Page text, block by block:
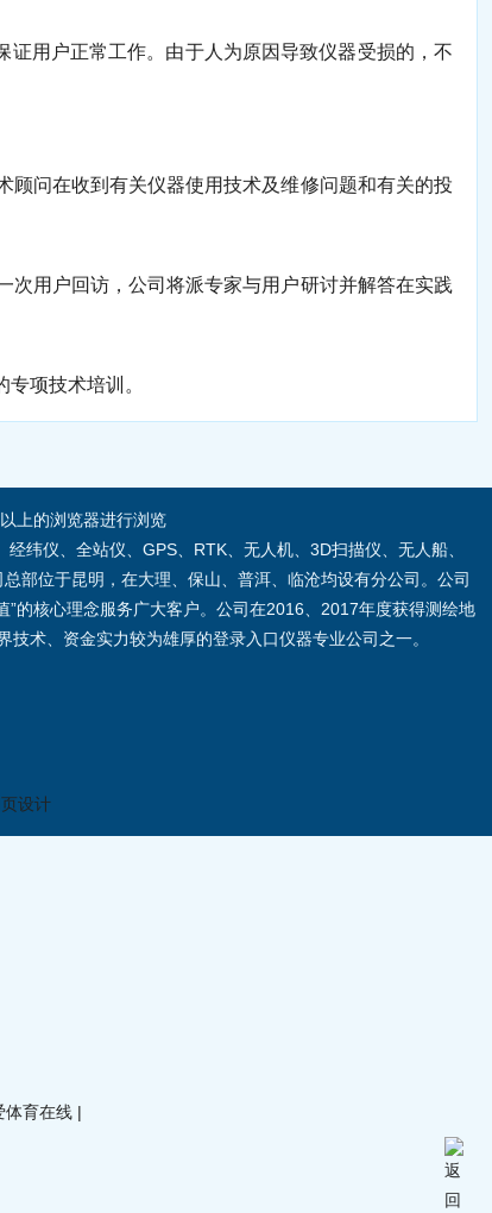
用户正常工作。由于人为原因导致仪器受损的，不
问在收到有关仪器使用技术及维修问题和有关的投
用户回访，公司将派专家与用户研讨并解答在实践
项技术培训。
上的浏览器进行浏览
纬仪、全站仪、GPS、RTK、无人机、3D扫描仪、无人船、
部位于昆明，在大理、保山、普洱、临沧均设有分公司。公司
的核心理念服务广大客户。公司在2016、2017年度获得测绘地
术、资金实力较为雄厚的登录入口仪器专业公司之一。
体育在线 |